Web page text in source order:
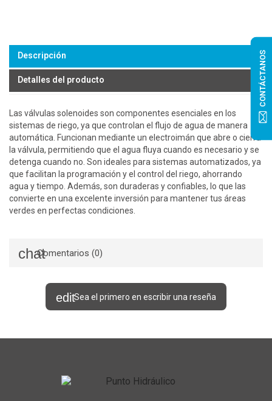
Descripción
Detalles del producto
Las válvulas solenoides son componentes esenciales en los
sistemas de riego, ya que controlan el flujo de agua de manera
automática. Funcionan mediante un electroimán que abre o cierra
la válvula, permitiendo que el agua fluya cuando es necesario y se
detenga cuando no. Son ideales para sistemas automatizados, ya
que facilitan la programación y el control del riego, ahorrando
agua y tiempo. Además, son duraderas y confiables, lo que las
convierte en una excelente inversión para mantener tus áreas
verdes en perfectas condiciones.
Comentarios (0)
Sea el primero en escribir una reseña
CONTÁCTANOS